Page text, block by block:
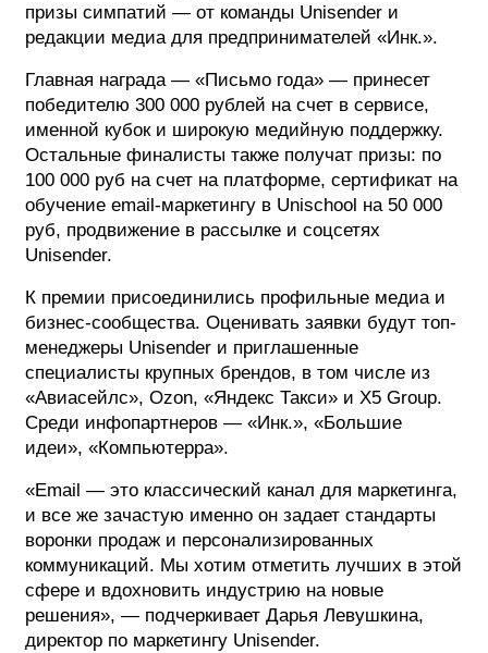
призы симпатий — от команды Unisender и
редакции медиа для предпринимателей «Инк.».
Главная награда — «Письмо года» — принесет
победителю 300 000 рублей на счет в сервисе,
именной кубок и широкую медийную поддержку.
Остальные финалисты также получат призы: по
100 000 руб на счет на платформе, сертификат на
обучение email-маркетингу в Unischool на 50 000
руб, продвижение в рассылке и соцсетях
Unisender.
К премии присоединились профильные медиа и
бизнес-сообщества. Оценивать заявки будут топ-
менеджеры Unisender и приглашенные
специалисты крупных брендов, в том числе из
«Авиасейлс», Ozon, «Яндекс Такси» и X5 Group.
Среди инфопартнеров — «Инк.», «Большие
идеи», «Компьютерра».
«Email — это классический канал для маркетинга,
и все же зачастую именно он задает стандарты
воронки продаж и персонализированных
коммуникаций. Мы хотим отметить лучших в этой
сфере и вдохновить индустрию на новые
решения», — подчеркивает Дарья Левушкина,
директор по маркетингу Unisender.